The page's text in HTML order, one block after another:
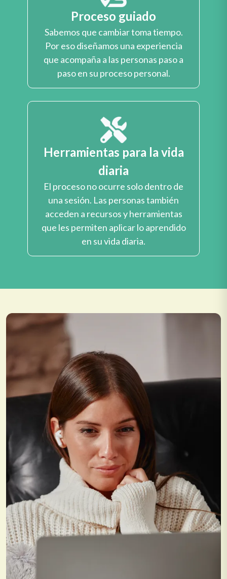
Proceso guiado
Sabemos que cambiar toma tiempo.
Por eso diseñamos una experiencia
que acompaña a las personas paso a
paso en su proceso personal.
Herramientas para la vida
diaria
El proceso no ocurre solo dentro de
una sesión. Las personas también
acceden a recursos y herramientas
que les permiten aplicar lo aprendido
en su vida diaria.